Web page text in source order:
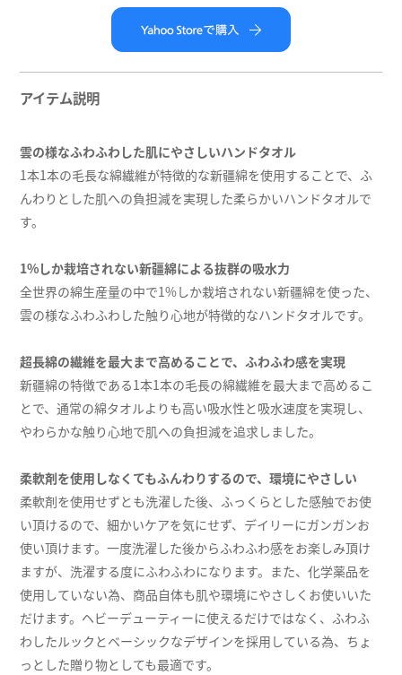
アイテム説明
雲の様なふわふわした肌にやさしいハンドタオル
1本1本の毛長な綿繊維が特徴的な新疆綿を使用することで、ふ
んわりとした肌への負担減を実現した柔らかいハンドタオルで
す。
1%しか栽培されない新疆綿による抜群の吸水力
全世界の綿生産量の中で1%しか栽培されない新疆綿を使った、
雲の様なふわふわした触り心地が特徴的なハンドタオルです。
超長綿の繊維を最大まで高めることで、ふわふわ感を実現
新疆綿の特徴である1本1本の毛長の綿繊維を最大まで高めるこ
とで、通常の綿タオルよりも高い吸水性と吸水速度を実現し、
やわらかな触り心地で肌への負担減を追求しました。
柔軟剤を使用しなくてもふんわりするので、環境にやさしい
柔軟剤を使用せずとも洗濯した後、ふっくらとした感触でお使
い頂けるので、細かいケアを気にせず、デイリーにガンガンお
使い頂けます。一度洗濯した後からふわふわ感をお楽しみ頂け
ますが、洗濯する度にふわふわになります。また、化学薬品を
使用していない為、商品自体も肌や環境にやさしくお使いいた
だけます。ヘビーデューティーに使えるだけではなく、ふわふ
わしたルックとベーシックなデザインを採用している為、ちょ
っとした贈り物としても最適です。